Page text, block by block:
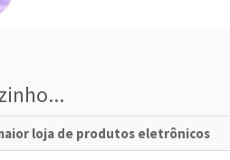
loja de produtos eletrônicos